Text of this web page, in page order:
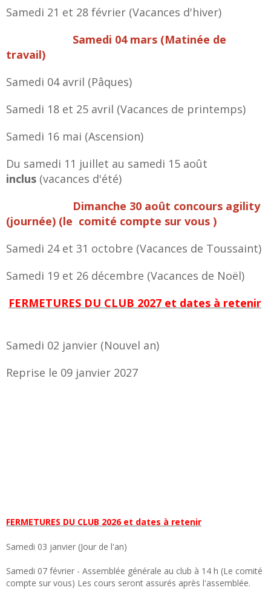
Samedi 21 et 28 février (Vacances d'hiver)
Samedi 04 mars (Matinée de
travail)
Samedi 04 avril (Pâques)
Samedi 18 et 25 avril (Vacances de printemps)
Samedi 16 mai (Ascension)
Du samedi 11 juillet au samedi 15 août
inclus (vacances d'été)
Dimanche 30 août concours agility
(journée) (le comité compte sur vous )
Samedi 24 et 31 octobre (Vacances de Toussaint)
Samedi 19 et 26 décembre (Vacances de Noël)
FERMETURES DU CLUB 2027 et dates à retenir
Samedi 02 janvier (Nouvel an)
Reprise le 09 janvier 2027
FERMETURES DU CLUB 2026 et dates à retenir
Samedi 03 janvier (Jour de l'an)
Samedi 07 février - Assemblée générale au club à 14 h (Le comité
compte sur vous) Les cours seront assurés après l'assemblée.